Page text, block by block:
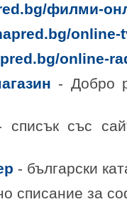
филми-
online-
online-
- Добро
списък със
- български
списание за